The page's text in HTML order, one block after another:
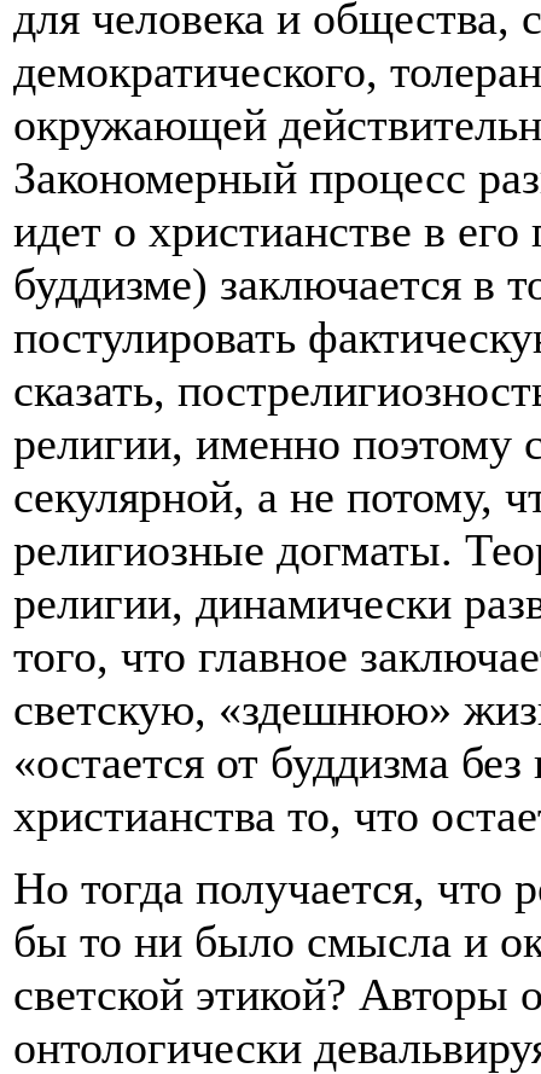
для человека и
демократического,
окружающей
Закономерный процесс
идет о христианстве в
буддизме) заключается в
постулировать
сказать,
религии, именно поэтому
секулярной, а не потому,
религиозные догматы.
религии, динамически
того, что главное
светскую, «здешнюю»
«остается от буддизма
христианства то, что
Но тогда получается, что
бы то ни было смысла и
светской этикой? Авторы
онтологически